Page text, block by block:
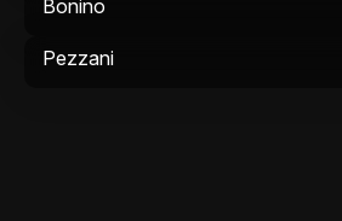
Bonino
Pezzani